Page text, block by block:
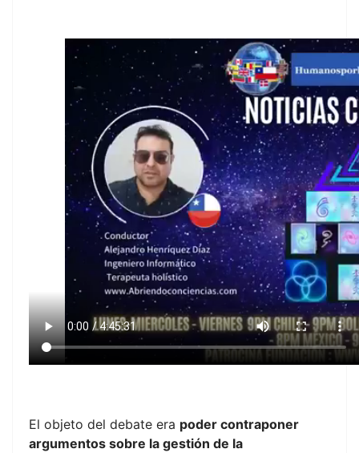
El objeto del debate era poder contraponer
argumentos sobre la gestión de la